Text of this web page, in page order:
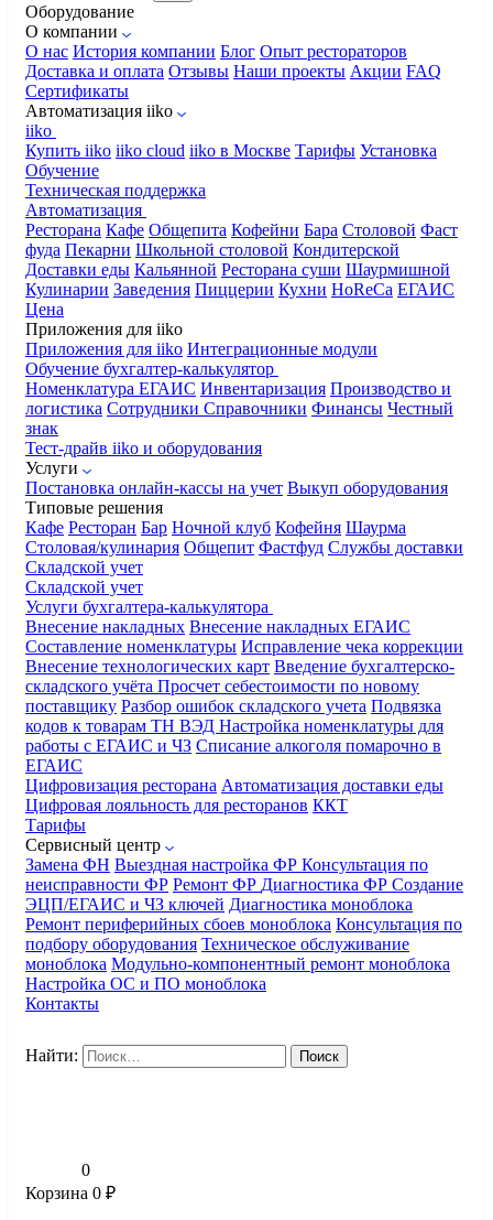
Оборудование
О компании
О нас История компании Блог Опыт рестораторов
Доставка и оплата Отзывы Наши проекты Акции FAQ
Сертификаты
Автоматизация iiko
iiko
Купить iiko iiko cloud iiko в Москве Тарифы Установка
Обучение
Техническая поддержка
Автоматизация
Ресторана Кафе Общепита Кофейни Бара Столовой Фаст
фуда Пекарни Школьной столовой Кондитерской
Доставки еды Кальянной Ресторана суши Шаурмишной
Кулинарии Заведения Пиццерии Кухни HoReCa ЕГАИС
Цена
Приложения для iiko
Приложения для iiko Интеграционные модули
Обучение бухгалтер-калькулятор
Номенклатура ЕГАИС Инвентаризация Производство и
логистика Сотрудники Справочники Финансы Честный
знак
Тест-драйв iiko и оборудования
Услуги
Постановка онлайн-кассы на учет Выкуп оборудования
Типовые решения
Кафе Ресторан Бар Ночной клуб Кофейня Шаурма
Столовая/кулинария Общепит Фастфуд Службы доставки
Складской учет
Складской учет
Услуги бухгалтера-калькулятора
Внесение накладных Внесение накладных ЕГАИС
Составление номенклатуры Исправление чека коррекции
Внесение технологических карт Введение бухгалтерско-
складского учёта Просчет себестоимости по новому
поставщику Разбор ошибок складского учета Подвязка
кодов к товарам ТН ВЭД Настройка номенклатуры для
работы с ЕГАИС и ЧЗ Списание алкоголя помарочно в
ЕГАИС
Цифровизация ресторана Автоматизация доставки еды
Цифровая лояльность для ресторанов ККТ
Тарифы
Сервисный центр
Замена ФН Выездная настройка ФР Консультация по
неисправности ФР Ремонт ФР Диагностика ФР Создание
ЭЦП/ЕГАИС и ЧЗ ключей Диагностика моноблока
Ремонт периферийных сбоев моноблока Консультация по
подбору оборудования Техническое обслуживание
моноблока Модульно-компонентный ремонт моноблока
Настройка ОС и ПО моноблока
Контакты
Найти:
0
Корзина 0 ₽